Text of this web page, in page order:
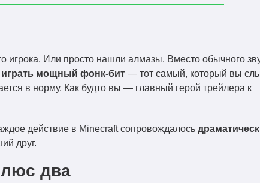
игрока. Или просто нашли алмазы. Вместо обычного
играть мощный фонк-бит — тот самый, который вы
в норму. Как будто вы — главный герой трейлера к
действие в Minecraft сопровождалось
друг.
два